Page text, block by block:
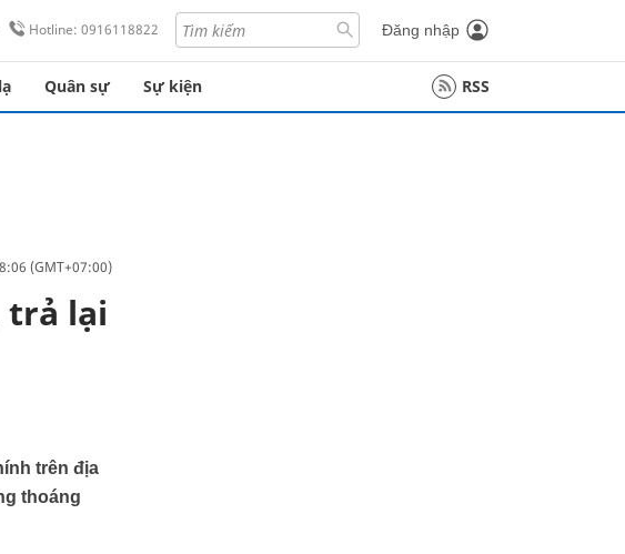
Hotline: 0916118822 Đăng nhập
Quân sự Sự kiện RSS
(GMT+07:00)
trả lại
trên địa
thoáng